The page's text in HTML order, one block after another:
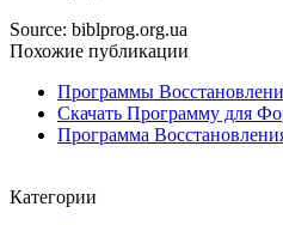
Source: biblprog.org.ua
Похожие публикации
Программы
Скачать Программу для
Программа
Категории